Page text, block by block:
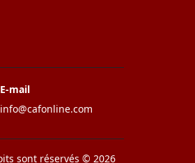
E-mail
info@cafonline.com
sont réservés © 2026